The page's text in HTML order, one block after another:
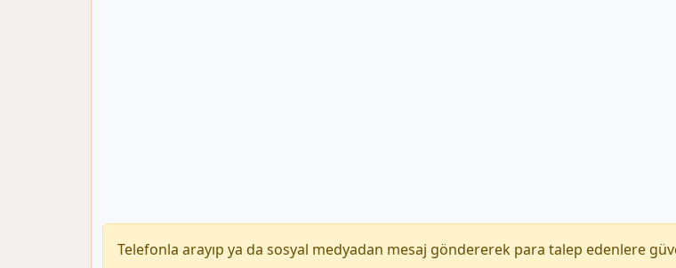
Telefonla arayıp ya da sosyal medyadan mesaj göndererek para talep edenlere